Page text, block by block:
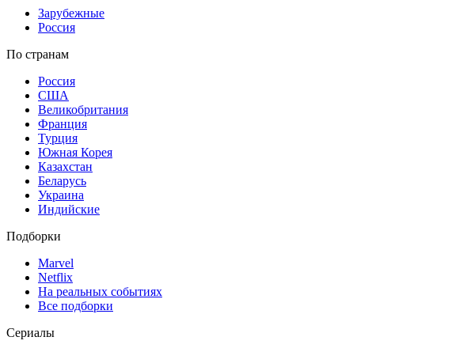
Зарубежные
Россия
По странам
Россия
США
Великобритания
Франция
Турция
Южная Корея
Казахстан
Беларусь
Украина
Индийские
Подборки
Marvel
Netflix
На реальных событиях
Все подборки
Сериалы